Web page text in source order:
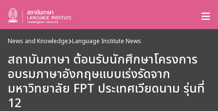
News and Knowledge Language Institute News
สถาบันภาษา ต้อนรับนักศึกษาโครงการ
อบรมภาษาอังกฤษแบบเร่งรัดจาก
มหาวิทยาลัย FPT ประเทศเวียดนาม รุ่นที่
12